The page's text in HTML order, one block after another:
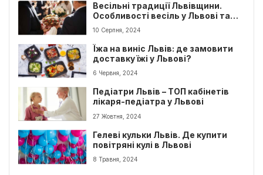
Весільні традиції Львівщини.
Особливості весіль у Львові та
області
10 Серпня, 2024
Їжа на виніс Львів: де замовити
доставку їжі у Львові?
6 Червня, 2024
Педіатри Львів – ТОП кабінетів
лікаря-педіатра у Львові
27 Жовтня, 2024
Гелеві кульки Львів. Де купити
повітряні кулі в Львові
8 Травня, 2024